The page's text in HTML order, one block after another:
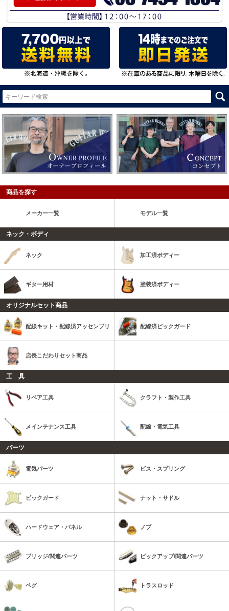
商品を探す
メーカー一覧 モデル一覧
ネック・ボディ
ネック 加工済ボディー
ギター用材 塗装済ボディー
オリジナルセット商品
配線キット・配線済アッセンブリ 配線済ピックガード
店長こだわりセット商品
工 具
リペア工具 クラフト・製作工具
メインテナンス工具 配線・電気工具
パーツ
電気パーツ ビス・スプリング
ピックガード ナット・サドル
ハードウェア・パネル ノブ
ブリッジ/関連パーツ ピックアップ/関連パーツ
ペグ トラスロッド